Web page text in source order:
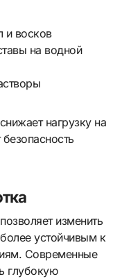
и восков
на водной
нагрузку на
изменить
устойчивым к
Современные
глубокую